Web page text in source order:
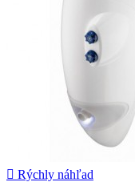
 Rýchly náhľad